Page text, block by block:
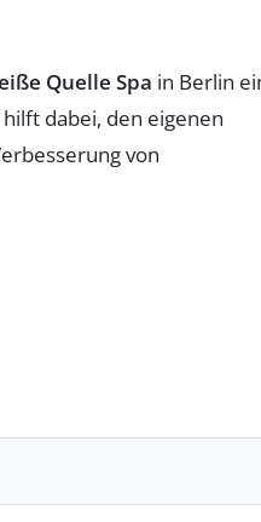
Quelle Spa in Berlin
dabei, den eigenen
von